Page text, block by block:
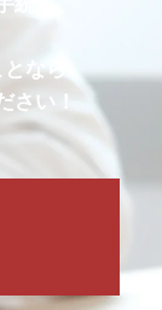
なら
さい！